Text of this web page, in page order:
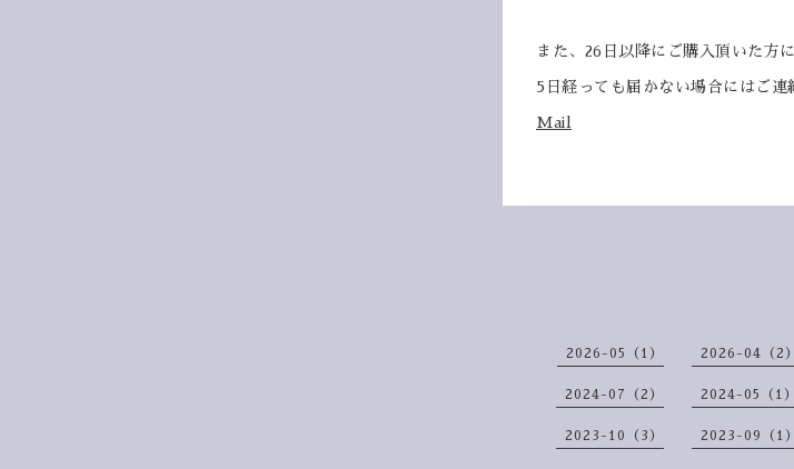
また、26日以降にご購入頂いた方
5日経っても届かない場合にはご連
Mail
2026-05（1） 2026-04（2）
2024-07（2） 2024-05（1）
2023-10（3） 2023-09（1）